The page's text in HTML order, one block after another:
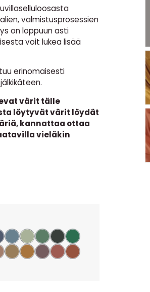
valmistusprosessien
on loppuun asti
voit lukea lisää
erinomaisesti
värit tälle
löytyvät värit löydät
kannattaa ottaa
vieläkin